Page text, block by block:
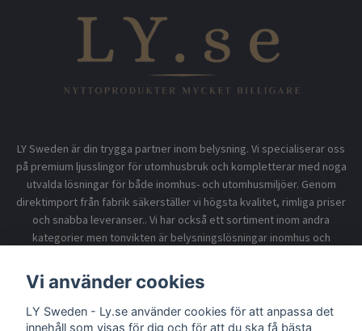
LY Sweden är din trygga partner inom belysning. Vi specialiserar oss
på premium ljusslingor för utomhusbruk och kompletterar med noga
utvalda lösningar för både inomhus- och utomhusmiljöer. Genom
direktimport från fabrik säkerställer vi högsta kvalitet, rimliga priser
och snabba leveranser.. Vi har också ett sortiment inom andra
kategorier men tonvikten är belysningslösningar inomhus och
Information
Vi använder cookies
LY Sweden - Ly.se använder cookies för att anpassa det
innehåll som visas för dig och för att du ska få bästa